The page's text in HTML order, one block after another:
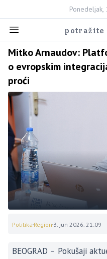
Ponedeljak,
potražite
Mitko Arnaudov:
o evropskim
proći
Politika Region 3. jun 2026. 21:09
BEOGRAD – Pokušaji